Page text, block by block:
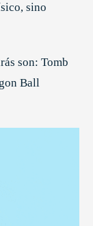
sino
son: Tomb
Ball